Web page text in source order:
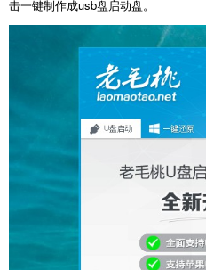
击一键制作成usb盘启动盘。